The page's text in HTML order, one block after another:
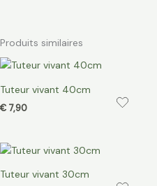
Produits similaires
Tuteur vivant 40cm
€ 7,90
Tuteur vivant 30cm